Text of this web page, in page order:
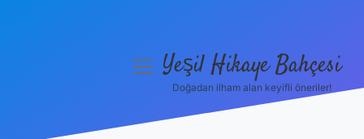
menüyüYeşil Hikaye Bahçesi
Doğadan ilham alan keyifli öneriler!